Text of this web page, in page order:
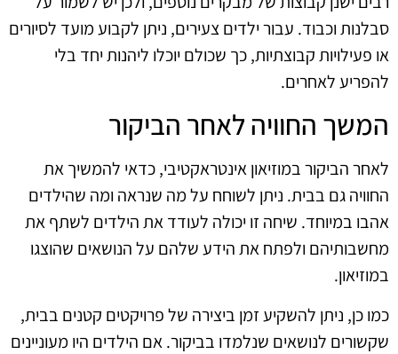
סבלנות וכבוד. עבור ילדים צעירים, ניתן לקבוע מועד לסיורים
או פעילויות קבוצתיות, כך שכולם יוכלו ליהנות יחד בלי
להפריע לאחרים.
המשך החוויה לאחר הביקור
לאחר הביקור במוזיאון אינטראקטיבי, כדאי להמשיך את
החוויה גם בבית. ניתן לשוחח על מה שנראה ומה שהילדים
אהבו במיוחד. שיחה זו יכולה לעודד את הילדים לשתף את
מחשבותיהם ולפתח את הידע שלהם על הנושאים שהוצגו
במוזיאון.
כמו כן, ניתן להשקיע זמן ביצירה של פרויקטים קטנים בבית,
שקשורים לנושאים שנלמדו בביקור. אם הילדים היו מעוניינים